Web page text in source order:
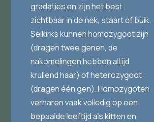
gradaties en zijn het best
zichtbaar in de nek, staart of buik.
Selkirks kunnen homozygoot zijn
(dragen twee genen, de
nakomelingen hebben altijd
krullend haar) of heterozygoot
(dragen één gen). Homozygoten
verharen vaak volledig op een
bepaalde leeftijd als kitten en